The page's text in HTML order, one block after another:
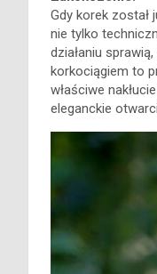
Gdy korek został
nie tylko
działaniu
korkociągiem to
właściwe
eleganckie